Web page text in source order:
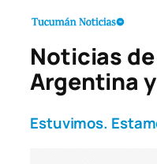
Noticias
Argentina
Estuvimos.